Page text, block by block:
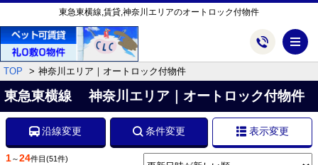
東急東横線,賃貸,神奈川エリアのオートロック付物件
TOP 神奈川エリア｜オートロック付物件
東急東横線 神奈川エリア｜オートロック付物件
沿線変更 条件変更 表示変更
1～24件目 (51件)